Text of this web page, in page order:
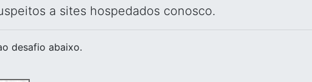
a sites hospedados conosco.
desafio abaixo.